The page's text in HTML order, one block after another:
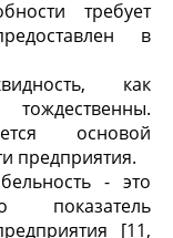
требует
в
как
основой
предприятия.
- это
показатель
[11,